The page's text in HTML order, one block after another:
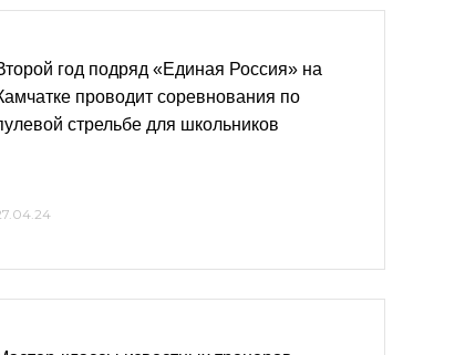
год подряд «Единая Россия» на
проводит соревнования по
стрельбе для школьников